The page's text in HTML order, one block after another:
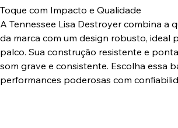
Toque com Impacto e Qualidade
A Tennessee Lisa Destroyer combina a
da marca com um design robusto, ideal
palco. Sua construção resistente e
som grave e consistente. Escolha essa
performances poderosas com